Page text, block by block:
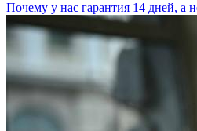
Почему у нас гарантия 14 дней, а